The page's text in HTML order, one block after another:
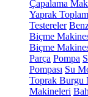
Çapalama
Yaprak
Testereler
Biçme
Biçme
Parça Pompa
Pompası Su
Toprak Burgu
Makineleri